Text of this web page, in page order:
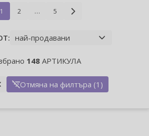
1 2 … 5
148 АРТИКУЛА
Отмяна на филтъра (1)